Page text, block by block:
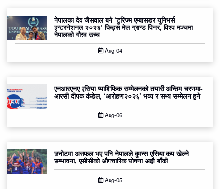
नेपालका देव जैसवाल बने ‘टुरिज्म एम्बासडर युनिभर्स
इन्टरनेशनल २०२६’ किड्स मेल ग्रान्ड विनर, विश्व मञ्चमा
नेपालको गौरव उच्च
Aug-04
एनआरएनए एसिया प्याशिफिक सम्मेलनको तयारी अन्तिम चरणमा-
आरसी दीपक कंडेल, ‘आरोहण२०२६’ भव्य र सभ्य सम्मेलन हुने
Aug-06
छनोटमा असफल भए पनि नेपालले वुमन्स एसिया कप खेल्ने
सम्भावना, एसीसीको औपचारिक घोषणा अझै बाँकी
Aug-05